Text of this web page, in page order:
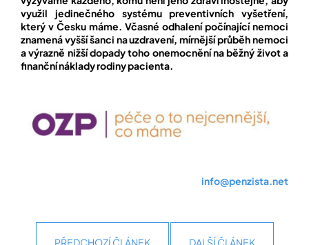
využil jedinečného systému preventivních vyšetření,
který v Česku máme. Včasné odhalení počínající nemoci
znamená vyšší šanci na uzdravení, mírnější průběh nemoci
a výrazně nižší dopady toho onemocnění na běžný život a
finanční náklady rodiny pacienta.
info@penzista.net
PŘEDCHOZÍ ČLÁNEK DALŠÍ ČLÁNEK